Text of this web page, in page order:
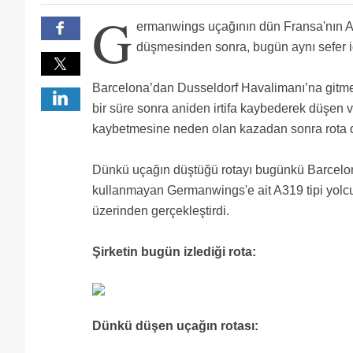
Uçak Fransa - isviçre sınırı üzerindeki büyük
Dispatch/pilot:arkadaslar uculan guzergahla cok
birsuru ariza yada yanlis gosterge yapmis olabilir
alt)gozonune almaz gps reset olmus ve ekip
protection i olan ucaktir nereden bagladiniz yas
ekibin yerine koyun lutfen ben o yoldan
Almanlar'ın,derneği,üçüncüleri,büyük büyük
Rotayla ne alaka? Düşecekse yine düşer. 24 yıllık
G ermanwings uçağının dün Fransa'nın
düşmesinden sonra, bugün aynı sefer
Barcelona’dan Dusseldorf Havalimanı’na
bir süre sonra aniden irtifa kaybederek düşen
kaybetmesine neden olan kazadan sonra rota
Dünkü uçağın düştüğü rotayı bugünkü
kullanmayan Germanwings'e ait A319 tipi
üzerinden gerçekleştirdi.
Şirketin bugün izlediği rota:
Dünkü düşen uçağın rotası: